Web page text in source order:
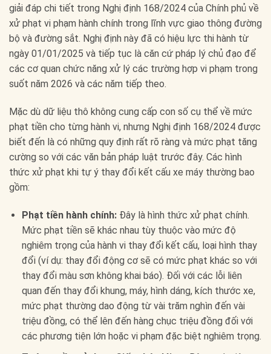
giải đáp chi tiết trong Nghị định 168/2024 của Chính phủ về
xử phạt vi phạm hành chính trong lĩnh vực giao thông đường
bộ và đường sắt. Nghị định này đã có hiệu lực thi hành từ
ngày 01/01/2025 và tiếp tục là căn cứ pháp lý chủ đạo để
các cơ quan chức năng xử lý các trường hợp vi phạm trong
suốt năm 2026 và các năm tiếp theo.
Mặc dù dữ liệu thô không cung cấp con số cụ thể về mức
phạt tiền cho từng hành vi, nhưng Nghị định 168/2024 được
biết đến là có những quy định rất rõ ràng và mức phạt tăng
cường so với các văn bản pháp luật trước đây. Các hình
thức xử phạt khi tự ý thay đổi kết cấu xe máy thường bao
gồm:
Phạt tiền hành chính:Đây là hình thức xử phạt chính.
Mức phạt tiền sẽ khác nhau tùy thuộc vào mức độ
nghiêm trọng của hành vi thay đổi kết cấu, loại hình thay
đổi (ví dụ: thay đổi động cơ sẽ có mức phạt khác so với
thay đổi màu sơn không khai báo). Đối với các lỗi liên
quan đến thay đổi khung, máy, hình dáng, kích thước xe,
mức phạt thường dao động từ vài trăm nghìn đến vài
triệu đồng, có thể lên đến hàng chục triệu đồng đối với
các phương tiện lớn hoặc vi phạm đặc biệt nghiêm trọng.